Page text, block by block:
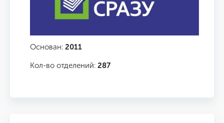
Основан: 2011
Кол-во отделений: 287